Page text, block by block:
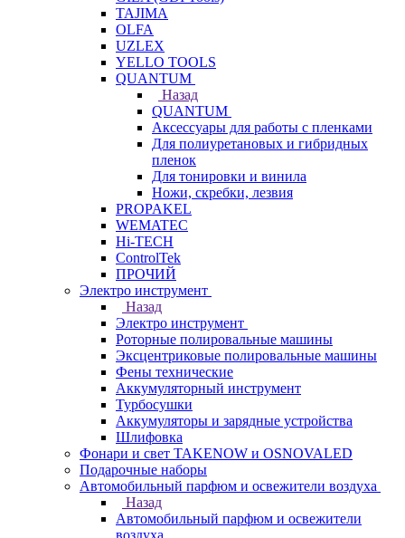
TAJIMA
OLFA
UZLEX
YELLO TOOLS
QUANTUM
Назад
QUANTUM
Аксессуары для работы с пленками
Для полиуретановых и гибридных
пленок
Для тонировки и винила
Ножи, скребки, лезвия
PROPAKEL
WEMATEC
Hi-TECH
ControlTek
ПРОЧИЙ
Электро инструмент
Назад
Электро инструмент
Роторные полировальные машины
Эксцентриковые полировальные машины
Фены технические
Аккумуляторный инструмент
Турбосушки
Аккумуляторы и зарядные устройства
Шлифовка
Фонари и свет TAKENOW и OSNOVALED
Подарочные наборы
Автомобильный парфюм и освежители воздуха
Назад
Автомобильный парфюм и освежители
воздуха